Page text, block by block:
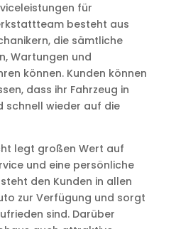
für
besteht aus
die sämtliche
Wartungen und
können. Kunden können
dass ihr Fahrzeug in
schnell wieder auf die
legt großen Wert auf
und eine persönliche
den Kunden in allen
zur Verfügung und sorgt
sind. Darüber